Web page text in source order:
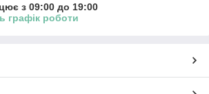
з 09:00 до 19:00
графік роботи